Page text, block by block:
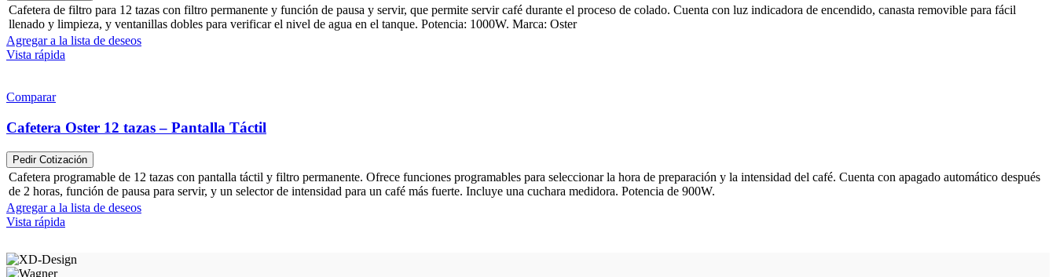
Cafetera de filtro para 12 tazas con filtro permanente y función de pausa y servir, que permite servir café durante el proceso de colado. Cuenta con luz indicadora de encendido, canasta removible para fácil
llenado y limpieza, y ventanillas dobles para verificar el nivel de agua en el tanque. Potencia: 1000W. Marca: Oster
Agregar a la lista de deseos
Vista rápida
Comparar
Cafetera Oster 12 tazas – Pantalla Táctil
Pedir Cotización
Cafetera programable de 12 tazas con pantalla táctil y filtro permanente. Ofrece funciones programables para seleccionar la hora de preparación y la intensidad del café. Cuenta con apagado automático después
de 2 horas, función de pausa para servir, y un selector de intensidad para un café más fuerte. Incluye una cuchara medidora. Potencia de 900W.
Agregar a la lista de deseos
Vista rápida